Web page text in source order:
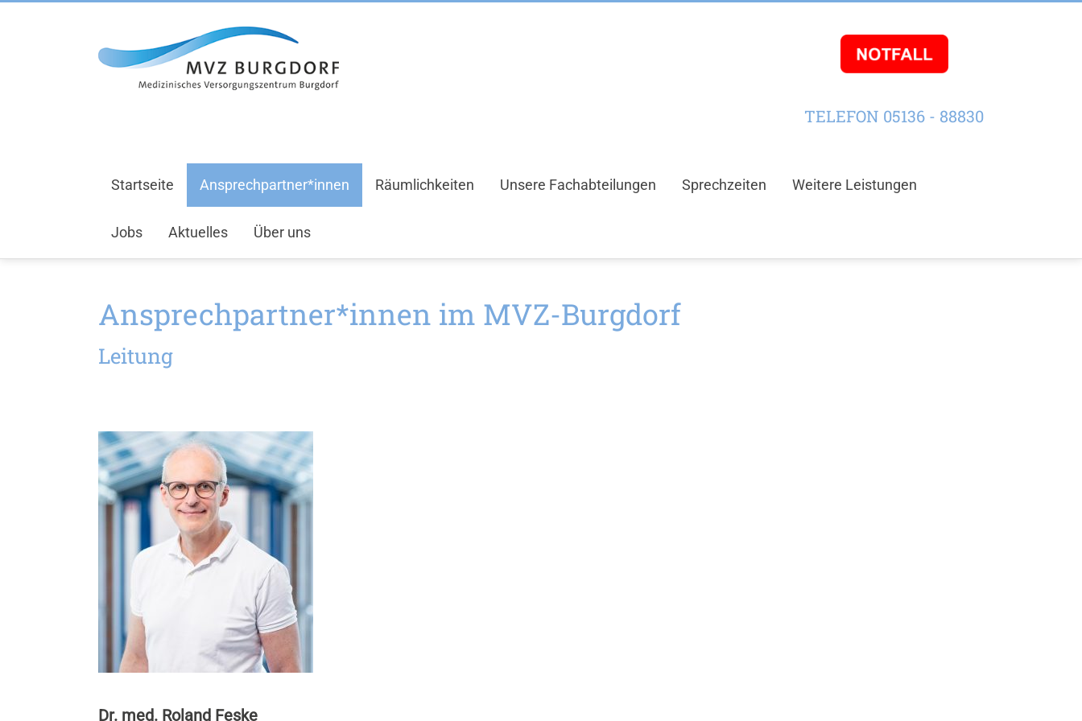
TELEFON 05136 - 88830
Startseite Ansprechpartner*innen Räumlichkeiten Unsere Fachabteilungen Sprechzeiten Weitere Leistungen
Jobs Aktuelles Über uns
Ansprechpartner*innen im MVZ-Burgdorf
Leitung
Dr. med. Roland Feske